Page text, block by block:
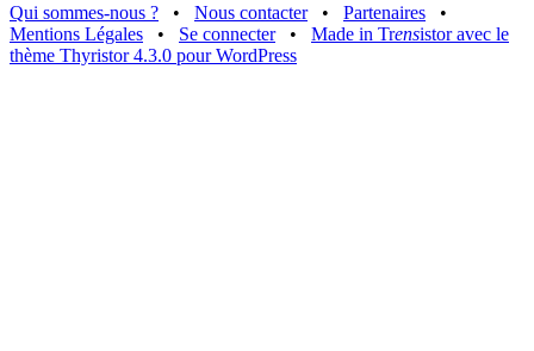
Qui sommes-nous ? • Nous contacter • Partenaires
•
Mentions Légales
• Se connecter • Made in Trensistor avec le
thème Thyristor 4.3.0 pour WordPress